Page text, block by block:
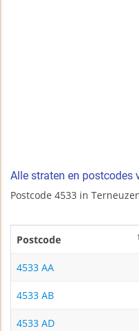
Alle straten en postcodes
Postcode 4533 in
Postcode
4533 AA
4533 AB
4533 AD